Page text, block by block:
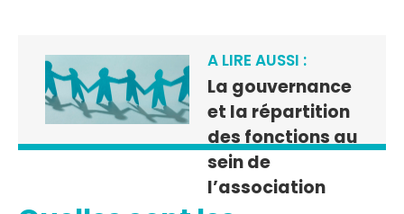
A LIRE AUSSI :
La gouvernance
et la répartition
des fonctions au
sein de
l’association